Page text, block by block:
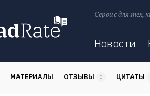
Сервис для тех,
Новости
МАТЕРИАЛЫ ОТЗЫВЫ 0 ЦИТАТЫ